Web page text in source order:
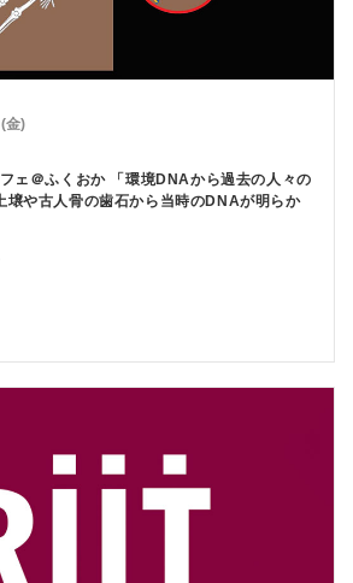
金)
ェ＠ふくおか 「環境DNAから過去の人々の
壌や古人骨の歯石から当時のDNAが明らか